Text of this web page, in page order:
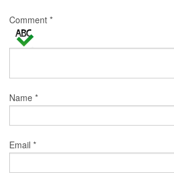
Comment *
Name *
Email *